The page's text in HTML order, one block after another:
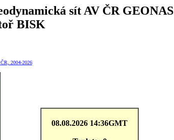
sít AV ČR GEONAS
BISK
2004-2026
08.08.2026 14:36GMT